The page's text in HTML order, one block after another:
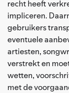
recht heeft
impliceren.
gebruikers
eventuele
artiesten,
verstrekt en
wetten,
met de